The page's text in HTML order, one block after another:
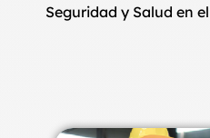
Seguridad y Salud en